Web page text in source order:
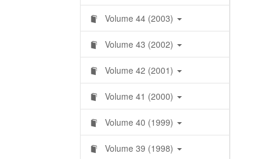
Volume 44 (2003)
Volume 43 (2002)
Volume 42 (2001)
Volume 41 (2000)
Volume 40 (1999)
Volume 39 (1998)